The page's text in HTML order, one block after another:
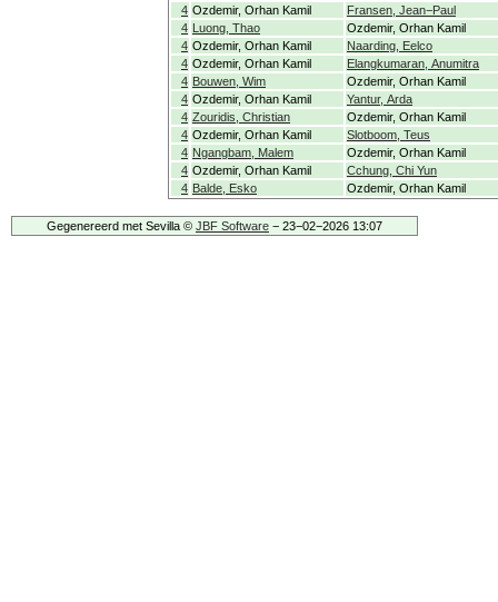
4 Ozdemir, Orhan Kamil
Fransen, Jean−Paul
4 Luong, Thao
Ozdemir, Orhan Kamil
4 Ozdemir, Orhan Kamil
Naarding, Eelco
4 Ozdemir, Orhan Kamil
Elangkumaran, Anumitra
4 Bouwen, Wim
Ozdemir, Orhan Kamil
4 Ozdemir, Orhan Kamil
Yantur, Arda
4 Zouridis, Christian
Ozdemir, Orhan Kamil
4 Ozdemir, Orhan Kamil
Slotboom, Teus
4 Ngangbam, Malem
Ozdemir, Orhan Kamil
4 Ozdemir, Orhan Kamil
Cchung, Chi Yun
4 Balde, Esko Ozdemir, Orhan Kamil
Gegenereerd met Sevilla © JBF Software − 23−02−2026 13:07